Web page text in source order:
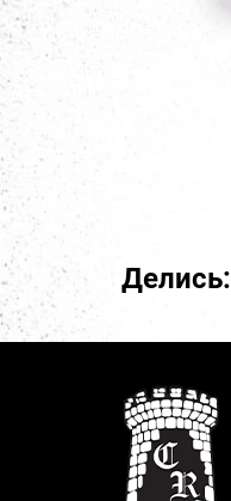
Делись: